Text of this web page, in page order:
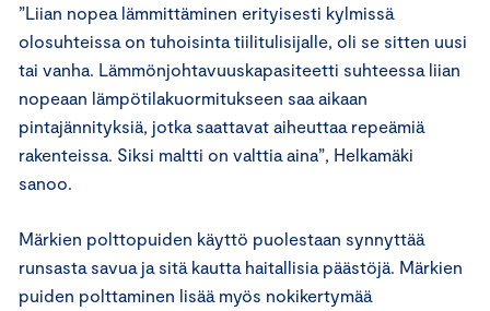
”Liian nopea lämmittäminen erityisesti kylmissä
olosuhteissa on tuhoisinta tiilitulisijalle, oli se sitten uusi
tai vanha. Lämmönjohtavuuskapasiteetti suhteessa liian
nopeaan lämpötilakuormitukseen saa aikaan
pintajännityksiä, jotka saattavat aiheuttaa repeämiä
rakenteissa. Siksi maltti on valttia aina”, Helkamäki
sanoo.
Märkien polttopuiden käyttö puolestaan synnyttää
runsasta savua ja sitä kautta haitallisia päästöjä. Märkien
puiden polttaminen lisää myös nokikertymää